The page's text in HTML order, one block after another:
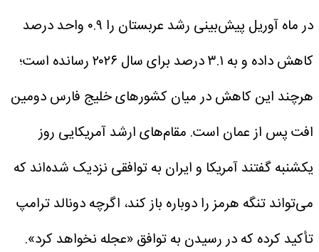
در ماه آوریل پیش‌بینی رشد عربستان را ۰.۹ واحد درصد
کاهش داده و به ۳.۱ درصد برای سال ۲۰۲۶ رسانده است؛
هرچند این کاهش در میان کشورهای خلیج فارس دومین
افت پس از عمان است. مقام‌های ارشد آمریکایی روز
یکشنبه گفتند آمریکا و ایران به توافقی نزدیک شده‌اند که
می‌تواند تنگه هرمز را دوباره باز کند، اگرچه دونالد ترامپ
تأکید کرده که در رسیدن به توافق «عجله نخواهد کرد».